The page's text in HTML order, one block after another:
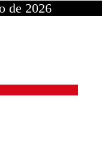
de 2026